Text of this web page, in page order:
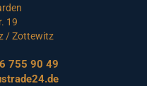
19
/ Zottewitz
755 90 49